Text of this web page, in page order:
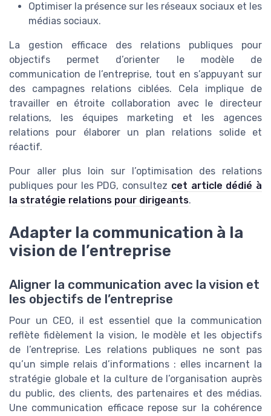
Optimiser la présence sur les réseaux sociaux et les
médias sociaux.
La gestion efficace des relations publiques pour
objectifs permet d’orienter le modèle de
communication de l’entreprise, tout en s’appuyant sur
des campagnes relations ciblées. Cela implique de
travailler en étroite collaboration avec le directeur
relations, les équipes marketing et les agences
relations pour élaborer un plan relations solide et
réactif.
Pour aller plus loin sur l’optimisation des relations
publiques pour les PDG, consultez cet article dédié à
la stratégie relations pour dirigeants.
Adapter la communication à la
vision de l’entreprise
Aligner la communication avec la vision et
les objectifs de l’entreprise
Pour un CEO, il est essentiel que la communication
reflète fidèlement la vision, le modèle et les objectifs
de l’entreprise. Les relations publiques ne sont pas
qu’un simple relais d’informations : elles incarnent la
stratégie globale et la culture de l’organisation auprès
du public, des clients, des partenaires et des médias.
Une communication efficace repose sur la cohérence